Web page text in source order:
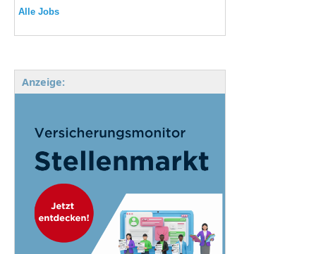
Alle Jobs
Anzeige: